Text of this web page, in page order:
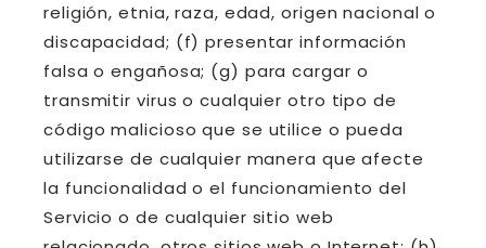
religión, etnia, raza, edad, origen nacional o
discapacidad; (f) presentar información
falsa o engañosa; (g) para cargar o
transmitir virus o cualquier otro tipo de
código malicioso que se utilice o pueda
utilizarse de cualquier manera que afecte
la funcionalidad o el funcionamiento del
Servicio o de cualquier sitio web